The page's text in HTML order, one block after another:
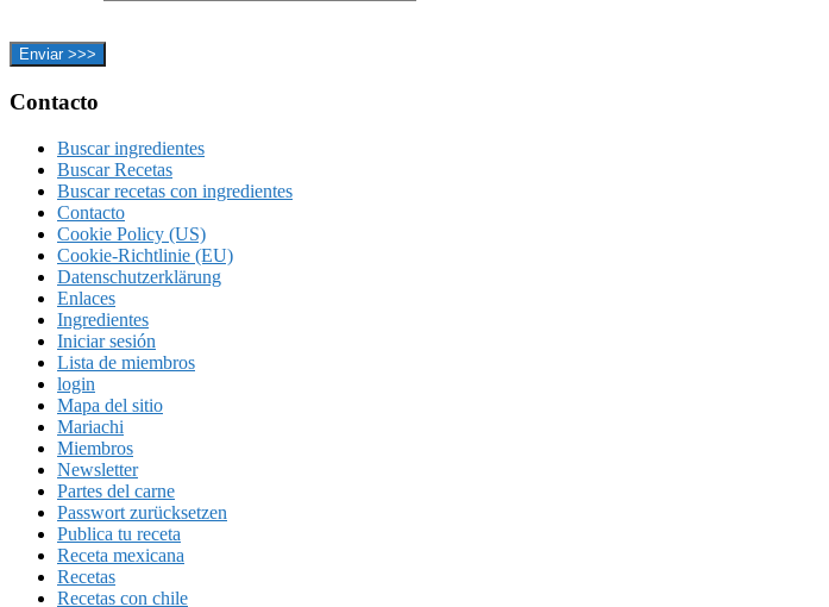
Footer
Contacto
Buscar ingredientes
Buscar Recetas
Buscar recetas con ingredientes
Contacto
Cookie Policy (US)
Cookie-Richtlinie (EU)
Datenschutzerklärung
Enlaces
Ingredientes
Iniciar sesión
Lista de miembros
login
Mapa del sitio
Mariachi
Miembros
Newsletter
Partes del carne
Passwort zurücksetzen
Publica tu receta
Receta mexicana
Recetas
Recetas con chile